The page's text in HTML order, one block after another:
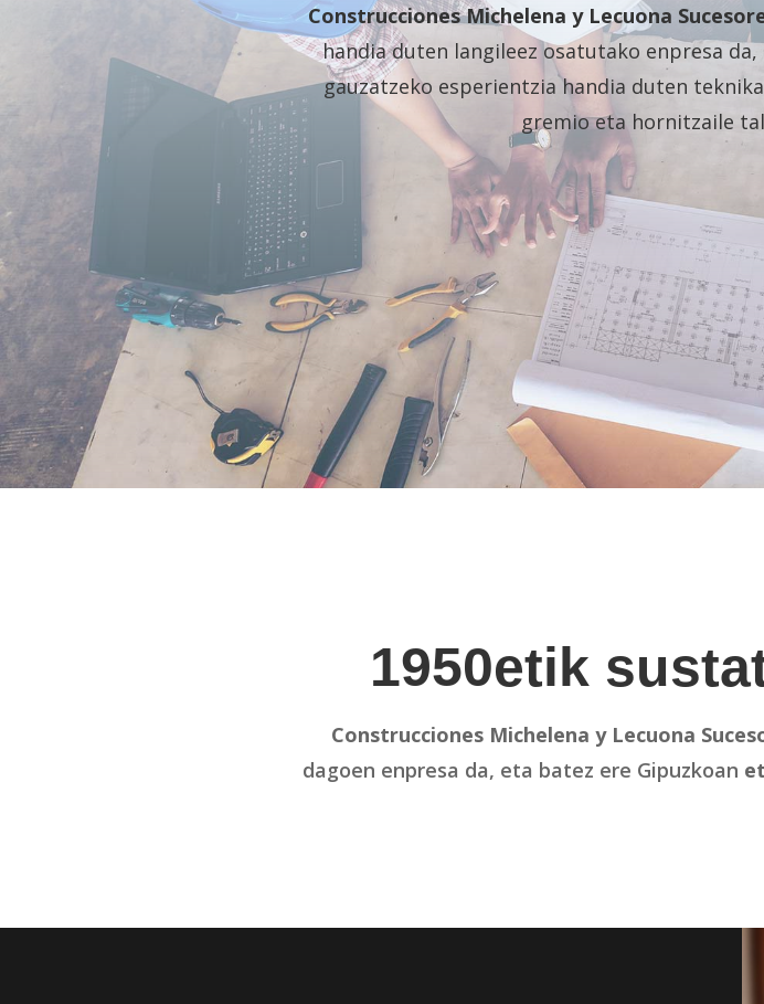
Construcciones Michelena y Lecuona
handia duten langileez osatutako enpresa
gauzatzeko esperientzia handia duten
gremio eta hornitzaile
1950etik
Construcciones Michelena y Lecuona
dagoen enpresa da, eta batez ere Gipuzkoan